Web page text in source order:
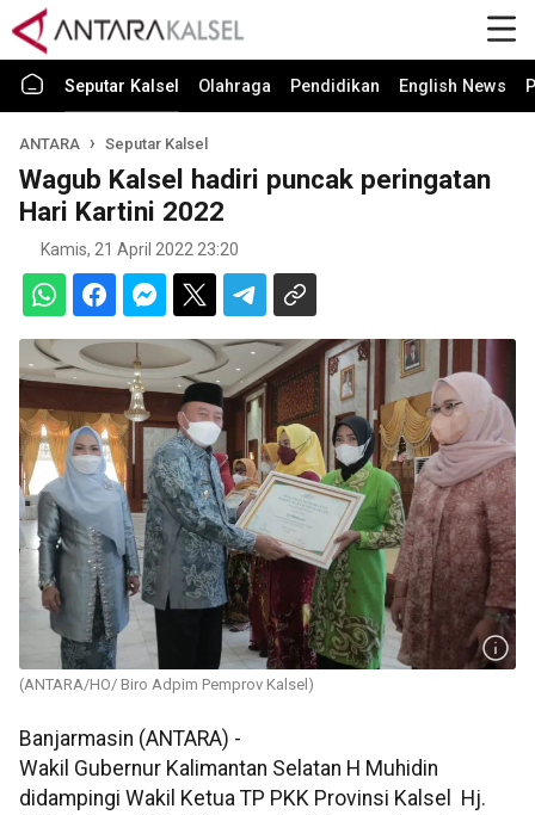
Seputar Kalsel Olahraga Pendidikan English News
ANTARA Seputar Kalsel
Wagub Kalsel hadiri puncak peringatan
Hari Kartini 2022
Kamis, 21 April 2022 23:20
(ANTARA/HO/ Biro Adpim Pemprov Kalsel)
Banjarmasin (ANTARA) -
Wakil Gubernur Kalimantan Selatan H Muhidin
didampingi Wakil Ketua TP PKK Provinsi Kalsel Hj.